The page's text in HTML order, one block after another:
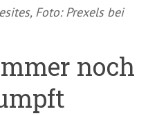
Foto: Prexels bei
noch